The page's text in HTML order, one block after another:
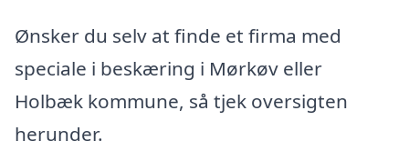
Ønsker du selv at finde et firma med
speciale i beskæring i Mørkøv eller
Holbæk kommune, så tjek oversigten
herunder.